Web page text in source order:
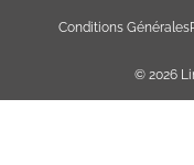
Conditions Générales
© 2026